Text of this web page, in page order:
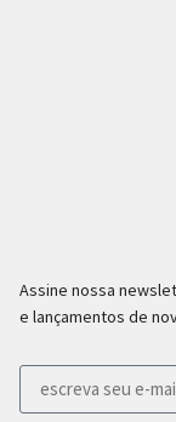
Assine nossa
e lançamentos de